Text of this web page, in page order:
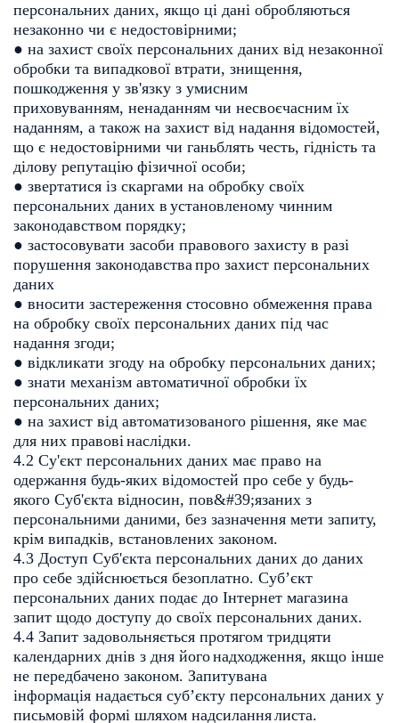
персональних даних, якщо ці дані обробляються
незаконно чи є недостовірними;
● на захист своїх персональних даних від незаконної
обробки та випадкової втрати, знищення,
пошкодження у зв'язку з умисним
приховуванням, ненаданням чи несвоєчасним їх
наданням, а також на захист від надання відомостей,
що є недостовірними чи ганьблять честь, гідність та
ділову репутацію фізичної особи;
● звертатися із скаргами на обробку своїх
персональних даних в установленому чинним
законодавством порядку;
● застосовувати засоби правового захисту в разі
порушення законодавствапро захист персональних
даних
● вносити застереження стосовно обмеження права
на обробку своїх персональних даних під час
надання згоди;
● відкликати згоду на обробку персональних даних;
● знати механізм автоматичної обробки їх
персональних даних;
● на захист від автоматизованого рішення, яке має
для них правовінаслідки.
4.2 Су'єкт персональних даних має право на
одержання будь-яких відомостей про себе у будь-
якого Суб'єкта відносин, пов&#39;язаних з
персональними даними, без зазначення мети запиту,
крім випадків, встановлених законом.
4.3 Доступ Суб'єкта персональних даних до даних
про себе здійснюється безоплатно. Суб’єкт
персональних даних подає до Інтернет магазина
запит щодо доступу до своїх персональних даних.
4.4 Запит задовольняється протягом тридцяти
календарних днів з дня йогонадходження, якщо інше
не передбачено законом. Запитувана
інформація надається суб’єкту персональних даних у
письмовій формі шляхом надсиланнялиста.